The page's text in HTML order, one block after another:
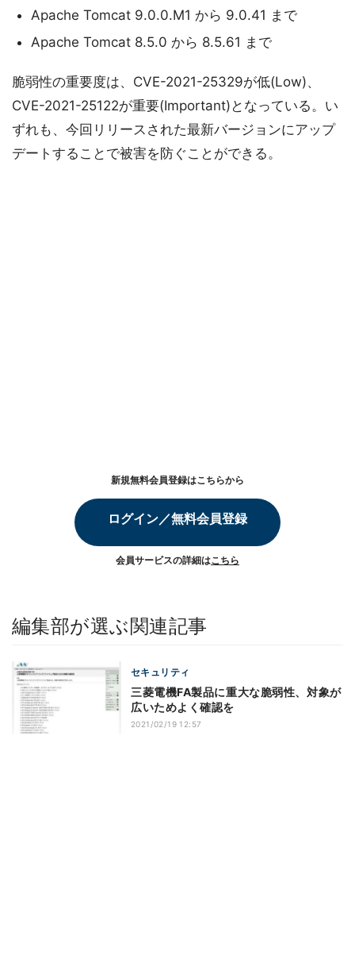
Apache Tomcat 9.0.0.M1 から 9.0.41 まで
Apache Tomcat 8.5.0 から 8.5.61 まで
脆弱性の重要度は、CVE-2021-25329が低(Low)、
CVE-2021-25122が重要(Important)となっている。い
ずれも、今回リリースされた最新バージョンにアップ
デートすることで被害を防ぐことができる。
新規無料会員登録はこちらから
ログイン／無料会員登録
会員サービスの詳細はこちら
編集部が選ぶ関連記事
セキュリティ
三菱電機FA製品に重大な脆弱性、対象が
広いためよく確認を
2021/02/19 12:57